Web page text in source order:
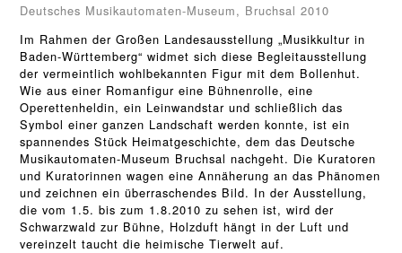
Deutsches Musikautomaten-Museum, Bruchsal 2010
Im Rahmen der Großen Landesausstellung „Musikkultur in
Baden-Württemberg“ widmet sich diese Begleitausstellung
der vermeintlich wohlbekannten Figur mit dem Bollenhut.
Wie aus einer Romanfigur eine Bühnenrolle, eine
Operettenheldin, ein Leinwandstar und schließlich das
Symbol einer ganzen Landschaft werden konnte, ist ein
spannendes Stück Heimatgeschichte, dem das Deutsche
Musikautomaten-Museum Bruchsal nachgeht. Die Kuratoren
und Kuratorinnen wagen eine Annäherung an das Phänomen
und zeichnen ein überraschendes Bild. In der Ausstellung,
die vom 1.5. bis zum 1.8.2010 zu sehen ist, wird der
Schwarzwald zur Bühne, Holzduft hängt in der Luft und
vereinzelt taucht die heimische Tierwelt auf.